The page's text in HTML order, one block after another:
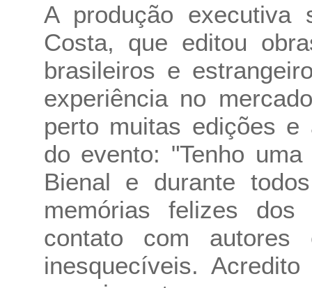
A produção executiva
Costa, que editou
brasileiros e
experiência no
perto muitas edições e
do evento: "Tenho
Bienal e durante
memórias felizes
contato com
inesquecíveis.